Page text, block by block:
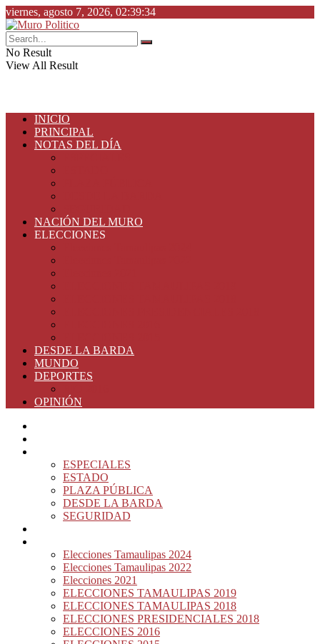
viernes, agosto 7, 2026, 02:39:34
No Result
View All Result
INICIO
PRINCIPAL
NOTAS DEL DÍA
NACIÓN DEL MURO
ELECCIONES
DESDE LA BARDA
MUNDO
DEPORTES
OPINIÓN
ESPECIALES
ESTADO
PLAZA PÚBLICA
DESDE LA BARDA
SEGURIDAD
Elecciones Tamaulipas 2024
Elecciones Tamaulipas 2022
Elecciones 2021
ELECCIONES TAMAULIPAS 2019
ELECCIONES TAMAULIPAS 2018
ELECCIONES PRESIDENCIALES 2018
ELECCIONES 2016